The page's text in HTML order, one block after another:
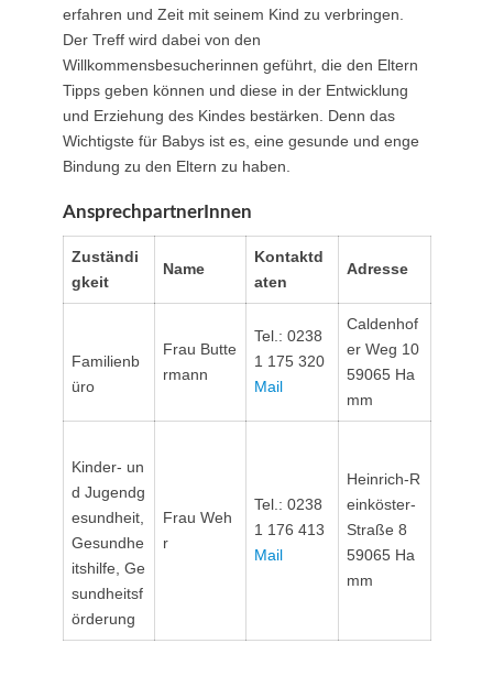
erfahren und Zeit mit seinem Kind zu verbringen.
Der Treff wird dabei von den
Willkommensbesucherinnen geführt, die den Eltern
Tipps geben können und diese in der Entwicklung
und Erziehung des Kindes bestärken. Denn das
Wichtigste für Babys ist es, eine gesunde und enge
Bindung zu den Eltern zu haben.
AnsprechpartnerInnen
Zuständi
gkeit
Name
Kontaktd
aten
Adresse
Familienb
üro
Frau Butte
rmann
Tel.: 0238
1 175 320
Mail
Caldenhof
er Weg 10
59065 Ha
mm
Kinder- un
d Jugendg
esundheit,
Gesundhe
itshilfe, Ge
sundheitsf
örderung
Frau Weh
r
Tel.: 0238
1 176 413
Mail
Heinrich-R
einköster-
Straße 8
59065 Ha
mm